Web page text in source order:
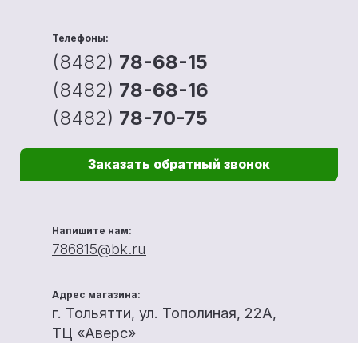
Телефоны:
(8482) 78-68-15
(8482) 78-68-16
(8482) 78-70-75
Заказать обратный звонок
Напишите нам:
786815@bk.ru
Адрес магазина:
г. Тольятти, ул. Тополиная, 22А,
ТЦ «Аверс»